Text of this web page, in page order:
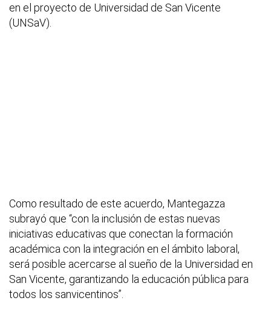
en el proyecto de Universidad de San Vicente
(UNSaV).
Como resultado de este acuerdo, Mantegazza
subrayó que “con la inclusión de estas nuevas
iniciativas educativas que conectan la formación
académica con la integración en el ámbito laboral,
será posible acercarse al sueño de la Universidad en
San Vicente, garantizando la educación pública para
todos los sanvicentinos”.